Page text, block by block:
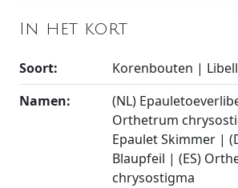
In het kort
Soort:
Korenbouten |
Namen:
(NL)
Orthetrum
Epaulet Skimmer |
Blaupfeil | (ES)
chrysostigma